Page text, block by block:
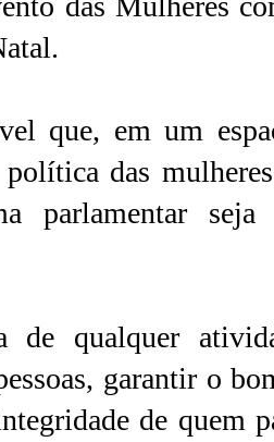
que, em um
das
parlamentar
de qualquer
garantir o
de quem